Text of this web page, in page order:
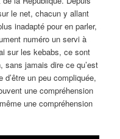
le net, chacun y allant
inadapté pour en parler,
numéro un servi à
sur les kebabs, ce sont
jamais dire ce qu’est
d’être un peu compliquée,
une compréhension
une compréhension